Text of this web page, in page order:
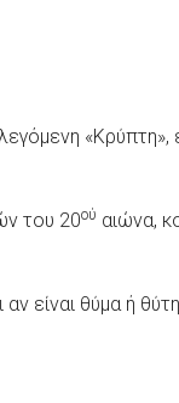
«Κρύπτη»,
του 20ού αιώνα,
είναι θύμα ή